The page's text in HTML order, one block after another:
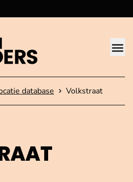
Fonds (VAF)
database Volkstraat